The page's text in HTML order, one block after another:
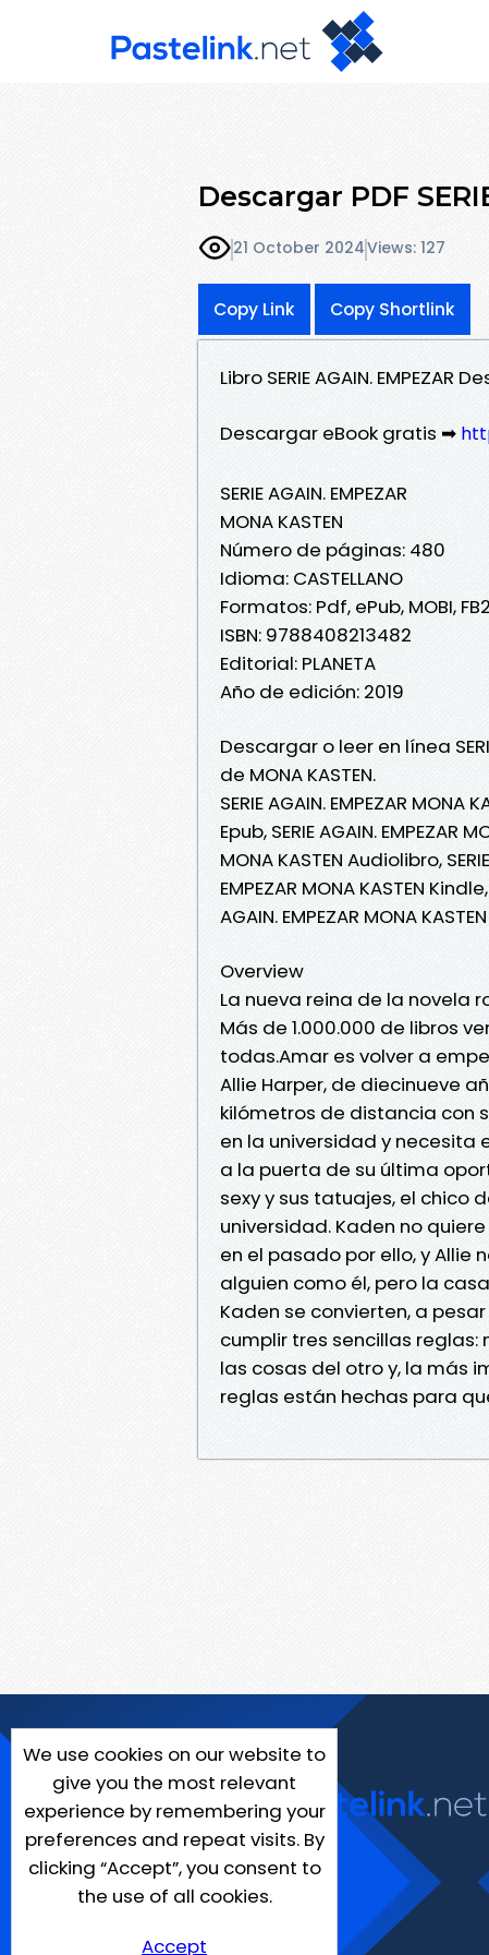
Descargar PDF
21 October 2024Views: 127
Copy Link Copy Shortlink
Libro SERIE AGAIN. EMPEZAR
Descargar eBook gratis ➡
SERIE AGAIN. EMPEZAR
MONA KASTEN
Número de páginas: 480
Idioma: CASTELLANO
Formatos: Pdf, ePub, MOBI, FB2
ISBN: 9788408213482
Editorial: PLANETA
Año de edición: 2019
Descargar o leer en línea
de MONA KASTEN.
SERIE AGAIN. EMPEZAR MONA
Epub, SERIE AGAIN. EMPEZAR
MONA KASTEN Audiolibro,
EMPEZAR MONA KASTEN
AGAIN. EMPEZAR MONA
Overview
La nueva reina de la novela
Más de 1.000.000 de libros
todas.Amar es volver a
Allie Harper, de diecinueve
kilómetros de distancia con
en la universidad y
a la puerta de su última
sexy y sus tatuajes, el chico
universidad. Kaden no
en el pasado por ello, y Allie
alguien como él, pero la
Kaden se convierten, a
cumplir tres sencillas
las cosas del otro y, la más
reglas están hechas para
We use cookies on our website to
give you the most relevant
experience by remembering your
preferences and repeat visits. By
clicking “Accept”, you consent to
the use of all cookies.
Accept